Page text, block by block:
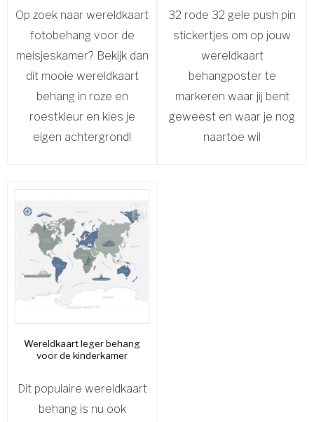
Op zoek naar wereldkaart
fotobehang voor de
meisjeskamer? Bekijk dan
dit mooie wereldkaart
behang in roze en
roestkleur en kies je
eigen achtergrond!
32 rode 32 gele push pin
stickertjes om op jouw
wereldkaart
behangposter te
markeren waar jij bent
geweest en waar je nog
naartoe wil
Wereldkaart leger behang
voor de kinderkamer
Dit populaire wereldkaart
behang is nu ook